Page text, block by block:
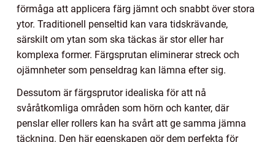
förmåga att applicera färg jämnt och snabbt över stora
ytor. Traditionell penseltid kan vara tidskrävande,
särskilt om ytan som ska täckas är stor eller har
komplexa former. Färgsprutan eliminerar streck och
ojämnheter som penseldrag kan lämna efter sig.
Dessutom är färgsprutor idealiska för att nå
svåråtkomliga områden som hörn och kanter, där
penslar eller rollers kan ha svårt att ge samma jämna
täckning. Den här egenskapen gör dem perfekta för